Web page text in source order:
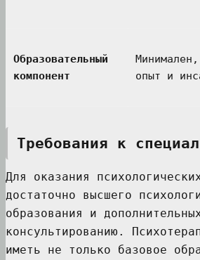
Образовательный
компонент
опыт и
Требования к
Для оказания
достаточно высшего
образования и
консультированию.
иметь не только базовое